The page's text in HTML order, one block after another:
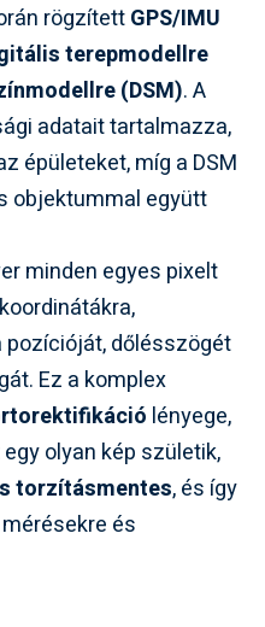
rögzítettGPS/IMU
terepmodellre
(DSM). A
adatait tartalmazza,
épületeket, míg a DSM
objektummal együtt
minden egyes pixelt
pozícióját, dőlésszögét
Ez a komplex
lényege,
olyan kép születik,
torzításmentes, és így
és